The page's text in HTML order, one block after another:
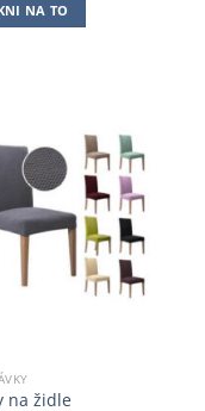
NA TO
na židle